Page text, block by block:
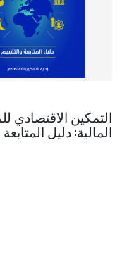
التمكين
المالية: دليل